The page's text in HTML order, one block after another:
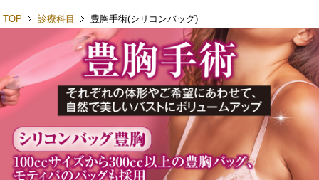
TOP 診療科目 豊胸手術(シリコンバッグ)